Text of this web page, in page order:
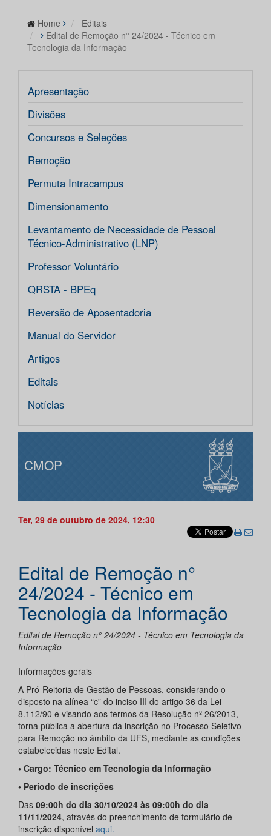
Home
Editais
Edital de Remoção n° 24/2024 - Técnico em
Tecnologia da Informação
Apresentação
Divisões
Concursos e Seleções
Remoção
Permuta Intracampus
Dimensionamento
Levantamento de Necessidade de Pessoal
Técnico-Administrativo (LNP)
Professor Voluntário
QRSTA - BPEq
Reversão de Aposentadoria
Manual do Servidor
Artigos
Editais
Notícias
CMOP
Ter, 29 de outubro de 2024, 12:30
Edital de Remoção n°
24/2024 - Técnico em
Tecnologia da Informação
Edital de Remoção n° 24/2024 - Técnico em Tecnologia da
Informação
Informações gerais
A Pró-Reitoria de Gestão de Pessoas, considerando o
disposto na alínea “c” do inciso III do artigo 36 da Lei
8.112/90 e visando aos termos da Resolução nº 26/2013,
torna pública a abertura da inscrição no Processo Seletivo
para Remoção no âmbito da UFS, mediante as condições
estabelecidas neste Edital.
• Cargo: Técnico em Tecnologia da Informação
• Período de inscrições
Das 09:00h do dia 30/10/2024 às 09:00h do dia
11/11/2024, através do preenchimento de formulário de
inscrição disponível aqui.